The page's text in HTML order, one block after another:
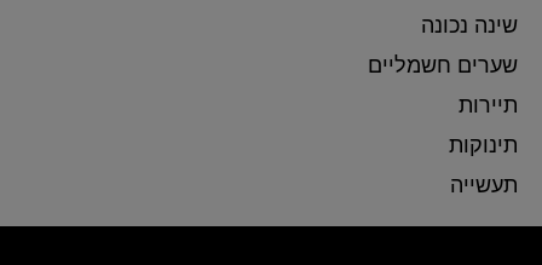
שינה נכונה
שערים חשמליים
תיירות
תינוקות
תעשייה